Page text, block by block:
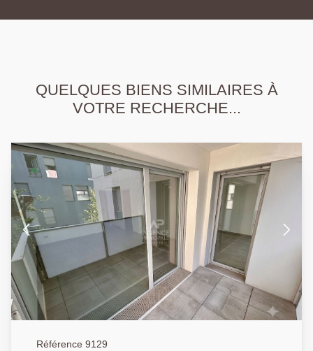
QUELQUES BIENS SIMILAIRES À
VOTRE RECHERCHE...
Référence 9129